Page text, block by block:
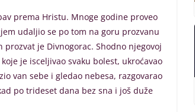
prema Hristu. Mnoge godine proveo
udaljio se po tom na goru prozvanu
prozvat je Divnogorac. Shodno njegovoj
je isceljivao svaku bolest, ukroćavao
van sebe i gledao nebesa, razgovarao
po trideset dana bez sna i još duže